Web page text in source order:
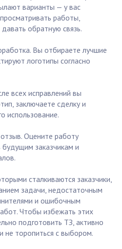
варианты — у вас
работы,
обратную связь.
Вы отбираете лучшие
логотипы согласно
всех исправлений вы
заключаете сделку и
использование.
Оцените работу
заказчикам и
сталкиваются заказчики,
задачи, недостаточным
и ошибочным
Чтобы избежать этих
подготовить ТЗ, активно
не торопиться с выбором.